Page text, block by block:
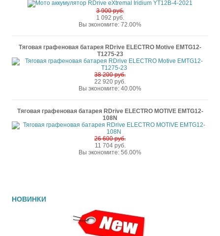
3 900 руб.
1 092 руб.
Вы экономите: 72.00%
Тяговая графеновая батарея RDrive ELECTRO Motive EMTG12-
T1275-23
38 200 руб.
22 920 руб.
Вы экономите: 40.00%
Тяговая графеновая батарея RDrive ELECTRO MOTIVE EMTG12-
108N
26 600 руб.
11 704 руб.
Вы экономите: 56.00%
НОВИНКИ